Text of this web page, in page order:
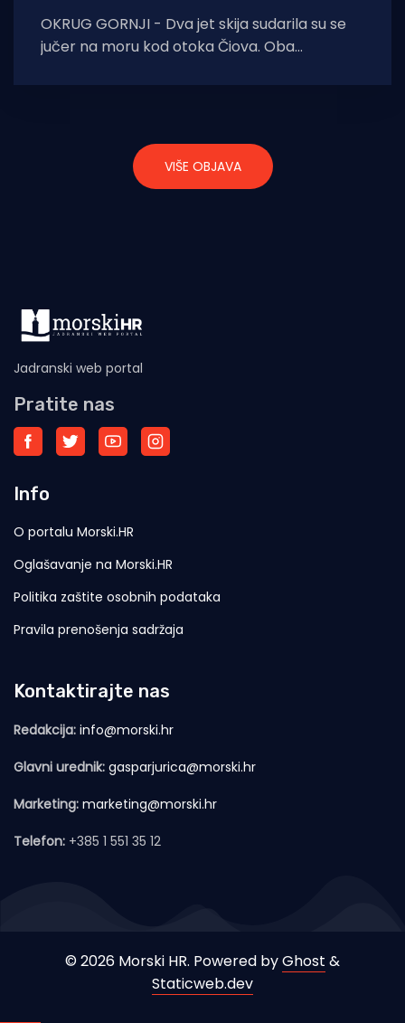
OKRUG GORNJI - Dva jet skija sudarila su se
jučer na moru kod otoka Čiova. Oba
VIŠE OBJAVA
Jadranski web portal
Pratite nas
Info
O portalu Morski.HR
Oglašavanje na Morski.HR
Politika zaštite osobnih podataka
Pravila prenošenja sadržaja
Kontaktirajte nas
Redakcija: info@morski.hr
Glavni urednik: gasparjurica@morski.hr
Marketing: marketing@morski.hr
Telefon: +385 1 551 35 12
© 2026 Morski HR. Powered byGhost &
Staticweb.dev